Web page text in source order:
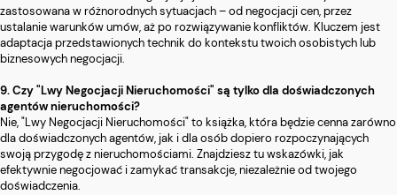
zastosowana w różnorodnych sytuacjach – od negocjacji cen, przez
ustalanie warunków umów, aż po rozwiązywanie konfliktów. Kluczem jest
adaptacja przedstawionych technik do kontekstu twoich osobistych lub
biznesowych negocjacji.
9. Czy "Lwy Negocjacji Nieruchomości" są tylko dla doświadczonych
agentów nieruchomości?
Nie, "Lwy Negocjacji Nieruchomości" to książka, która będzie cenna zarówno
dla doświadczonych agentów, jak i dla osób dopiero rozpoczynających
swoją przygodę z nieruchomościami. Znajdziesz tu wskazówki, jak
efektywnie negocjować i zamykać transakcje, niezależnie od twojego
doświadczenia.